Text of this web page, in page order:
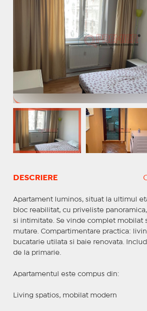
DESCRIERE
Apartament luminos, situat la ultimul
bloc reabilitat, cu priveliste
si intimitate. Se vinde complet mobilat
mutare. Compartimentare practica:
bucatarie utilata si baie renovata.
de la primarie.
Apartamentul este compus din:
Living spatios, mobilat modern